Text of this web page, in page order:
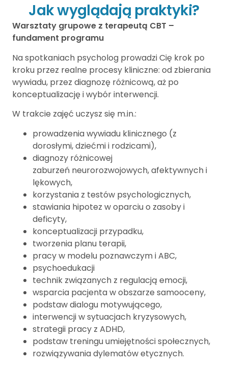
Jak wyglądają praktyki?
Warsztaty grupowe z terapeutą CBT –
fundament programu
Na spotkaniach psycholog prowadzi Cię krok po
kroku przez realne procesy kliniczne: od zbierania
wywiadu, przez diagnozę różnicową, aż po
konceptualizację i wybór interwencji.
W trakcie zajęć uczysz się m.in.:
prowadzenia wywiadu klinicznego (z
dorosłymi, dziećmi i rodzicami),
diagnozy różnicowej
zaburzeń neurorozwojowych, afektywnych i
lękowych,
korzystania z testów psychologicznych,
stawiania hipotez w oparciu o zasoby i
deficyty,
konceptualizacji przypadku,
tworzenia planu terapii,
pracy w modelu poznawczym i ABC,
psychoedukacji
technik związanych z regulacją emocji,
wsparcia pacjenta w obszarze samooceny,
podstaw dialogu motywującego,
interwencji w sytuacjach kryzysowych,
strategii pracy z ADHD,
podstaw treningu umiejętności społecznych,
rozwiązywania dylematów etycznych.